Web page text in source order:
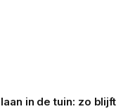
in de tuin: zo blijft